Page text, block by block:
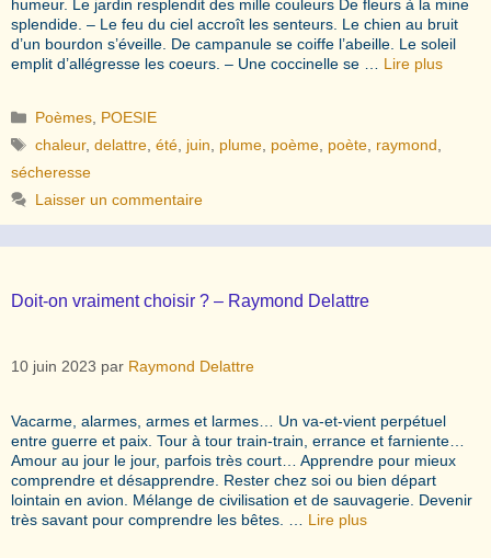
humeur. Le jardin resplendit des mille couleurs De fleurs à la mine
splendide. – Le feu du ciel accroît les senteurs. Le chien au bruit
d’un bourdon s’éveille. De campanule se coiffe l’abeille. Le soleil
emplit d’allégresse les coeurs. – Une coccinelle se … Lire plus
Catégories
Poèmes POESIE
Étiquettes
chaleur,delattre ,été juin plume poème poète raymond
sécheresse
Laisser un commentaire
Doit-on vraiment choisir ? – Raymond Delattre
10 juin 2023 par Raymond Delattre
Vacarme, alarmes, armes et larmes… Un va-et-vient perpétuel
entre guerre et paix. Tour à tour train-train, errance et farniente…
Amour au jour le jour, parfois très court… Apprendre pour mieux
comprendre et désapprendre. Rester chez soi ou bien départ
lointain en avion. Mélange de civilisation et de sauvagerie. Devenir
très savant pour comprendre les bêtes. … Lire plus